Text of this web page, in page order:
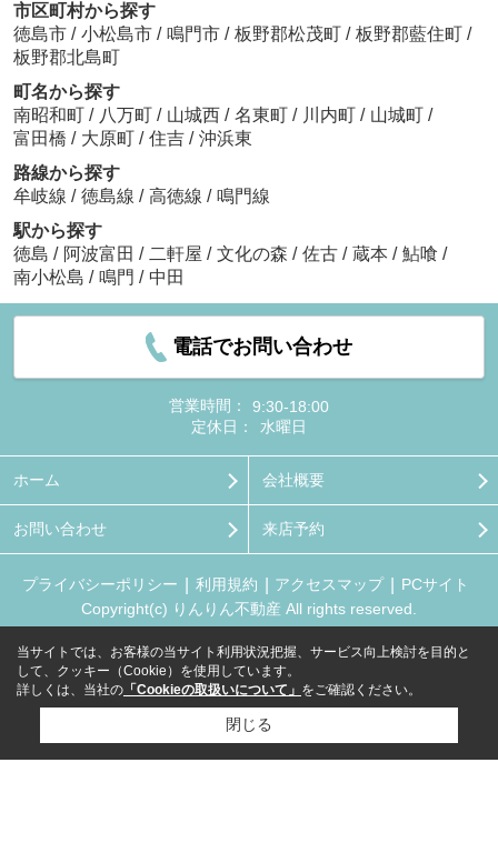
市区町村から探す
徳島市 / 小松島市 / 鳴門市 / 板野郡松茂町 / 板野郡藍住町 /
板野郡北島町
町名から探す
南昭和町 / 八万町 / 山城西 / 名東町 / 川内町 / 山城町 /
富田橋 / 大原町 / 住吉 / 沖浜東
路線から探す
牟岐線 / 徳島線 / 高徳線 / 鳴門線
駅から探す
徳島 / 阿波富田 / 二軒屋 / 文化の森 / 佐古 / 蔵本 / 鮎喰 /
南小松島 / 鳴門 / 中田
電話でお問い合わせ
営業時間：
9:30-18:00
定休日：
水曜日
ホーム 会社概要
お問い合わせ 来店予約
プライバシーポリシー 利用規約 アクセスマップ
PCサイト
Copyright(c) りんりん不動産 All rights reserved.
当サイトでは、お客様の当サイト利用状況把握、サービス向上検討を目的と
して、クッキー（Cookie）を使用しています。
詳しくは、当社の 「Cookieの取扱いについて」 をご確認ください。
閉じる